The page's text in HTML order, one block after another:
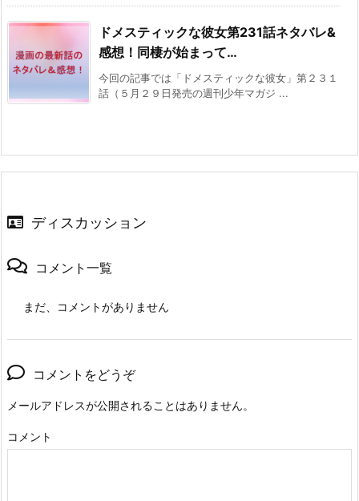
ドメスティックな彼女第231話ネタバレ&
感想！同棲が始まって…
今回の記事では「ドメスティックな彼女」第２３１
話（５月２９日発売の週刊少年マガジ ...
ディスカッション
コメント一覧
まだ、コメントがありません
コメントをどうぞ
メールアドレスが公開されることはありません。
コメント